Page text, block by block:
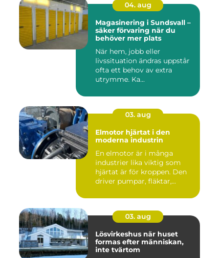
04. aug
Magasinering i Sundsvall –
säker förvaring när du
behöver mer plats
När hem, jobb eller
livssituation ändras uppstår
ofta ett behov av extra
utrymme. Ka...
03. aug
Elmotor hjärtat i den
moderna industrin
En elmotor är i många
industrier lika viktig som
hjärtat är för kroppen. Den
driver pumpar, fläktar,...
03. aug
Lösvirkeshus när huset
formas efter människan,
inte tvärtom